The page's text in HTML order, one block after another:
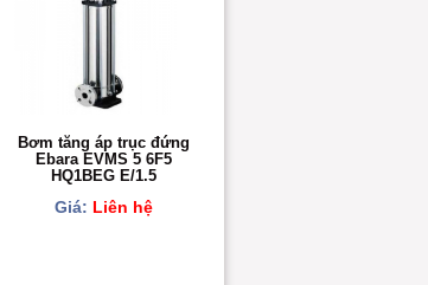
Bơm tăng áp trục đứng
Ebara EVMS 5 6F5
HQ1BEG E/1.5
Giá: Liên hệ